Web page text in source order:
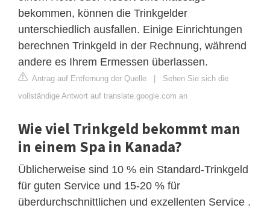
bekommen, können die Trinkgelder
unterschiedlich ausfallen. Einige Einrichtungen
berechnen Trinkgeld in der Rechnung, während
andere es Ihrem Ermessen überlassen.
Antrag auf Entfernung der Quelle | Sehen Sie sich die
vollständige Antwort auf translate.google.com an
Wie viel Trinkgeld bekommt man
in einem Spa in Kanada?
Üblicherweise sind 10 % ein Standard-Trinkgeld
für guten Service und 15-20 % für
überdurchschnittlichen und exzellenten Service .